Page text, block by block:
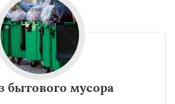
бытового мусора